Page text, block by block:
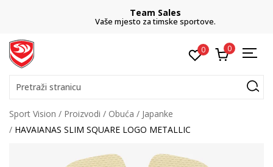
Team Sales
Vaše mjesto za timske sportove.
0 0
Pretraži stranicu
Sport Vision Proizvodi Obuća
Japanke
HAVAIANAS SLIM SQUARE LOGO METALLIC